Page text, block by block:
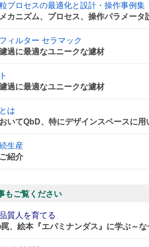
粒プロセスの最適化と設計・操作事例集
カニズム、プロセス、操作パラメー
ィルター セラマック
過に最適なユニークな濾材
過に最適なユニークな濾材
は
いてQbD、特にデザインスペースに
生産
紹介
もご覧ください
質人を育てる
、絵本『エパミナンダス』に学ぶ～